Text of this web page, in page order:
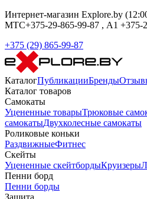
Интернет-магазин Explore.by
МТС+375-29-865-99-87 , А1 +375-
+375 (29) 865-99-87
КаталогПубликацииБренды
Каталог товаров
Самокаты
Уцененные товарыТрюковые
самокатыДвухколесные самокаты
Роликовые коньки
РаздвижныеФитнес
Скейты
Уцененные скейтбордыКруизеры
Пенни борд
Пенни борды
Защита